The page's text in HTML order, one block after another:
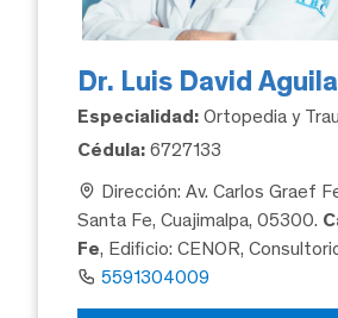
Dr. Luis David
Especialidad: Ortopedia y
Cédula: 6727133
Dirección: Av. Carlos Graef
Santa Fe, Cuajimalpa, 05300.
Fe, Edificio: CENOR,
5591304009